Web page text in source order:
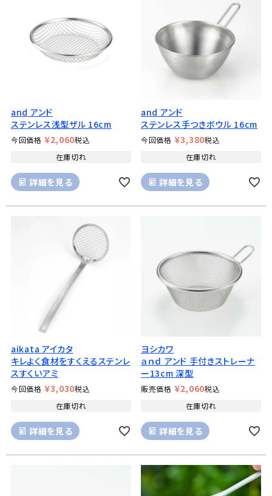
and アンド
ステンレス浅型ザル 16cm
今回価格 ¥2,060税込
在庫切れ
詳細を見る
and アンド
ステンレス手つきボウル 16cm
今回価格 ¥3,380税込
在庫切れ
詳細を見る
aikata アイカタ
キレよく食材をすくえるステンレ
スすくいアミ
今回価格 ¥3,030税込
在庫切れ
詳細を見る
ヨシカワ
ａｎｄ アンド 手付きストレーナ
ー13cm 深型
販売価格 ¥2,060税込
在庫切れ
詳細を見る